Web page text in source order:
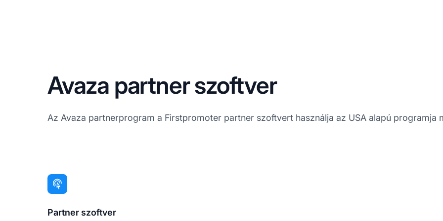
Avaza partner szoftver
Az Avaza partnerprogram a Firstpromoter partner szoftvert használja az USA alapú programja
Partner szoftver